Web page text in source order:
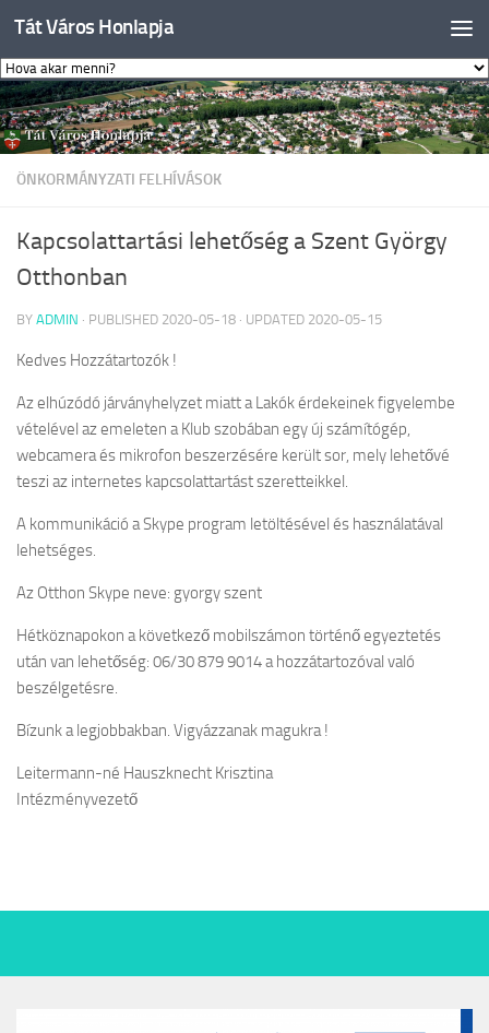
Skip to content
Tát Város Honlapja
ÖNKORMÁNYZATI FELHÍVÁSOK
Kapcsolattartási lehetőség a Szent György
Otthonban
BY ADMIN · PUBLISHED 2020-05-18 · UPDATED 2020-05-15
Kedves Hozzátartozók !
Az elhúzódó járványhelyzet miatt a Lakók érdekeinek figyelembe
vételével az emeleten a Klub szobában egy új számítógép,
webcamera és mikrofon beszerzésére került sor, mely lehetővé
teszi az internetes kapcsolattartást szeretteikkel.
A kommunikáció a Skype program letöltésével és használatával
lehetséges.
Az Otthon Skype neve: gyorgy szent
Hétköznapokon a következő mobilszámon történő egyeztetés
után van lehetőség: 06/30 879 9014 a hozzátartozóval való
beszélgetésre.
Bízunk a legjobbakban. Vigyázzanak magukra !
Leitermann-né Hauszknecht Krisztina
Intézményvezető